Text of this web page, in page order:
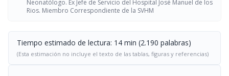
Neonatólogo. Ex Jefe de Servicio del Hospital José Manuel de los
Rios. Miembro Correspondiente de la SVHM
Tiempo estimado de lectura: 14 min (2.190 palabras)
(Esta estimación no incluye el texto de las tablas, figuras y referencias)